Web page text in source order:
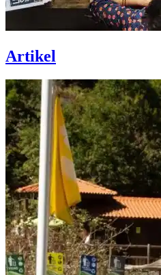
Artikel